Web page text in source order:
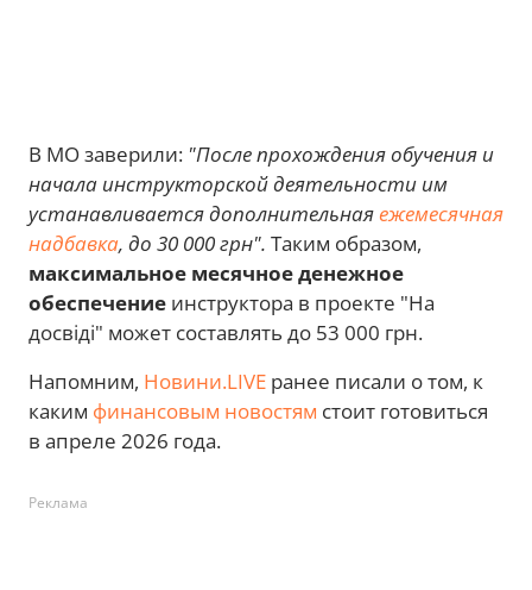
В МО заверили: "После прохождения обучения и
начала инструкторской деятельности им
устанавливается дополнительнаяежемесячная
надбавка, до 30 000 грн". Таким образом,
максимальное месячное денежное
обеспечение инструктора в проекте "На
досвіді" может составлять до 53 000 грн.
Напомним, Новини.LIVE ранее писали о том, к
каким финансовым новостям стоит готовиться
в апреле 2026 года.
Реклама